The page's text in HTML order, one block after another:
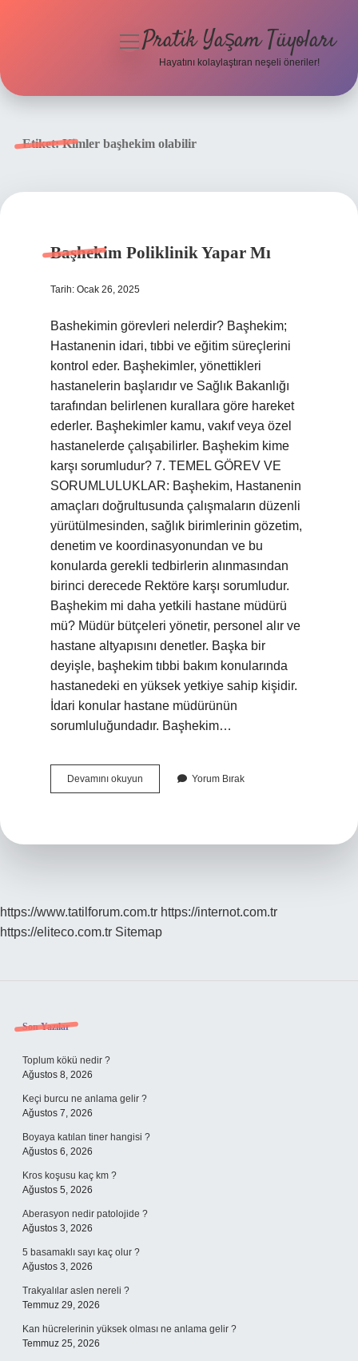
menüyü
Pratik Yaşam Tüyoları
Hayatını kolaylaştıran neşeli öneriler!
Etiket:Kimler başhekim olabilir
Başhekim Poliklinik Yapar Mı
Tarih: Ocak 26, 2025
Bashekimin görevleri nelerdir? Başhekim;
Hastanenin idari, tıbbi ve eğitim süreçlerini
kontrol eder. Başhekimler, yönettikleri
hastanelerin başlarıdır ve Sağlık Bakanlığı
tarafından belirlenen kurallara göre hareket
ederler. Başhekimler kamu, vakıf veya özel
hastanelerde çalışabilirler. Başhekim kime
karşı sorumludur? 7. TEMEL GÖREV VE
SORUMLULUKLAR: Başhekim, Hastanenin
amaçları doğrultusunda çalışmaların düzenli
yürütülmesinden, sağlık birimlerinin gözetim,
denetim ve koordinasyonundan ve bu
konularda gerekli tedbirlerin alınmasından
birinci derecede Rektöre karşı sorumludur.
Başhekim mi daha yetkili hastane müdürü
mü? Müdür bütçeleri yönetir, personel alır ve
hastane altyapısını denetler. Başka bir
deyişle, başhekim tıbbi bakım konularında
hastanedeki en yüksek yetkiye sahip kişidir.
İdari konular hastane müdürünün
sorumluluğundadır. Başhekim…
Devamını okuyun Başhekim
Poliklinik
Yorum Bırak
https://www.tatilforum.com.tr https://internot.com.tr
https://eliteco.com.tr Sitemap
Sidebar
Son Yazılar
Toplum kökü nedir ?
Ağustos 8, 2026
Keçi burcu ne anlama gelir ?
Ağustos 7, 2026
Boyaya katılan tiner hangisi ?
Ağustos 6, 2026
Kros koşusu kaç km ?
Ağustos 5, 2026
Aberasyon nedir patolojide ?
Ağustos 3, 2026
5 basamaklı sayı kaç olur ?
Ağustos 3, 2026
Trakyalılar aslen nereli ?
Temmuz 29, 2026
Kan hücrelerinin yüksek olması ne anlama gelir ?
Temmuz 25, 2026